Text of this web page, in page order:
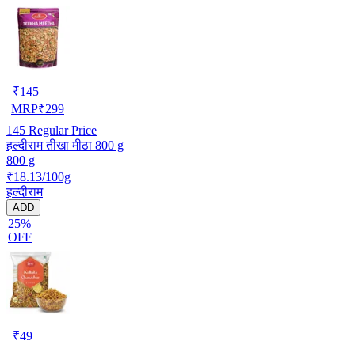
₹145
MRP₹299
145 Regular Price
हल्दीराम तीखा मीठा 800 g
800 g
₹18.13/100g
हल्दीराम
ADD
25%
OFF
₹49